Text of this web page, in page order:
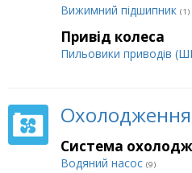
Вижимний підшипник (1)
Привід колеса
Пильовики приводів
Система
Водяний насос (9)